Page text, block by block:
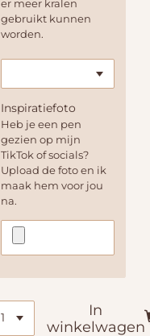
er meer kralen
gebruikt kunnen
worden.
Inspiratiefoto
Heb je een pen
gezien op mijn
TikTok of socials?
Upload de foto en ik
maak hem voor jou
na.
In
winkelwagen